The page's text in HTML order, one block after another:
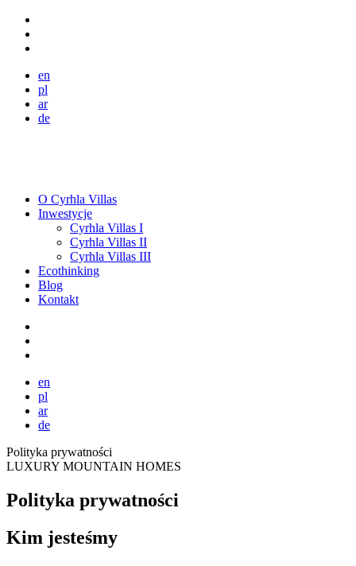
en
pl
ar
de
O Cyrhla Villas
Inwestycje
Cyrhla Villas I
Cyrhla Villas II
Cyrhla Villas III
Ecothinking
Blog
Kontakt
en
pl
ar
de
Polityka prywatności
LUXURY MOUNTAIN HOMES
Polityka prywatności
Kim jesteśmy